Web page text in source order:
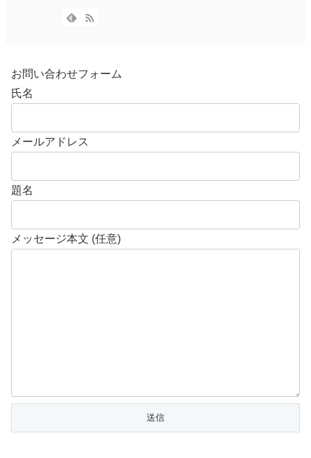
お問い合わせフォーム
氏名
メールアドレス
題名
メッセージ本文 (任意)